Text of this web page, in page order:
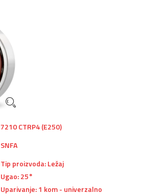
7210 CTRP4 (E250)
SNFA
Tip proizvoda: Ležaj
Ugao: 25°
Uparivanje: 1 kom - univerzalno